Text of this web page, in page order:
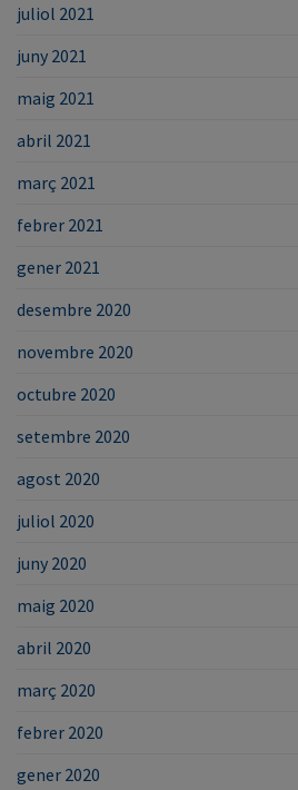
juliol 2021
juny 2021
maig 2021
abril 2021
març 2021
febrer 2021
gener 2021
desembre 2020
novembre 2020
octubre 2020
setembre 2020
agost 2020
juliol 2020
juny 2020
maig 2020
abril 2020
març 2020
febrer 2020
gener 2020